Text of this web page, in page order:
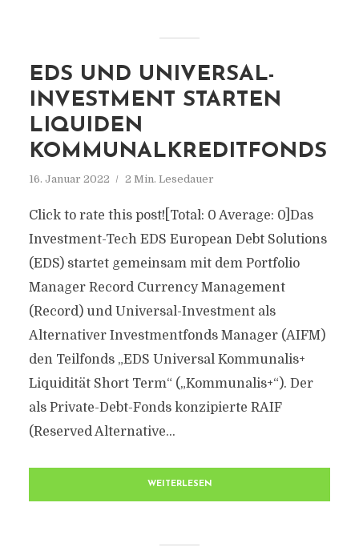
EDS UND UNIVERSAL-
INVESTMENT STARTEN
LIQUIDEN
KOMMUNALKREDITFONDS
16. Januar 2022 2 Min. Lesedauer
Click to rate this post![Total: 0 Average: 0]Das
Investment-Tech EDS European Debt Solutions
(EDS) startet gemeinsam mit dem Portfolio
Manager Record Currency Management
(Record) und Universal-Investment als
Alternativer Investmentfonds Manager (AIFM)
den Teilfonds „EDS Universal Kommunalis+
Liquidität Short Term“ („Kommunalis+“). Der
als Private-Debt-Fonds konzipierte RAIF
(Reserved Alternative...
WEITERLESEN